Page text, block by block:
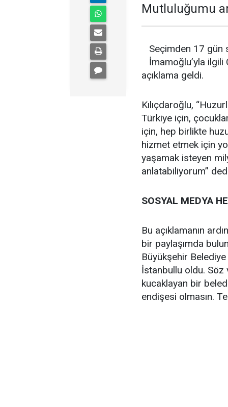
Mutluluğumu
Seçimden 17 gün
İmamoğlu’yla ilgili
açıklama geldi.
Kılıçdaroğlu,
Türkiye için,
için, hep birlikte
hizmet etmek için
yaşamak isteyen
anlatabiliyorum”
SOSYAL MEDYA
Bu açıklamanın
bir paylaşımda
Büyükşehir
İstanbullu oldu. Söz
kucaklayan bir
endişesi olmasın.